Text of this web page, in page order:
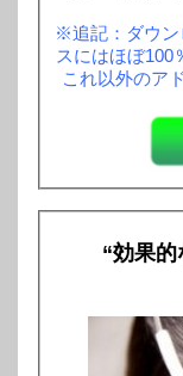
※追記：ダウン
スにはほぼ100
これ以外のア
“効果的な